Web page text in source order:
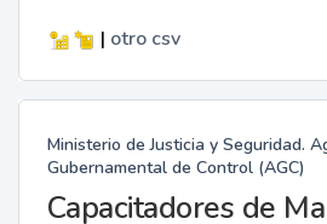
| otro csv
Ministerio de Justicia y Seguridad.
Gubernamental de Control (AGC)